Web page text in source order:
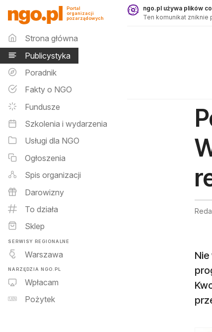
Publicystyka - ngo.pl
Portal
organizacji
pozarządowych
Menu główne
Strona główna
Publicystyka
Poradnik
Fakty o NGO
Fundusze
Szkolenia i wydarzenia
Usługi dla NGO
Ogłoszenia
Spis organizacji
Darowizny
To działa
Sklep
SERWISY REGIONALNE
Warszawa
NARZĘDZIA NGO.PL
Wpłacam
Pożytek
ngo.pl używa plików
Ten komunikat zniknie